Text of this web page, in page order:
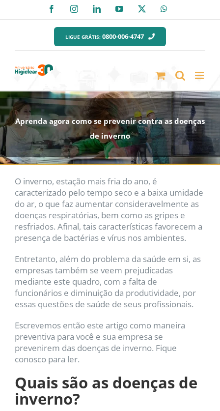
para
FacebookInstagramLinkedInYouTube
LIGUE GRÁTIS: 0800-006-4747
Aprenda agora como se prevenir contra as doenças
de inverno
O inverno, estação mais fria do ano, é
caracterizado pelo tempo seco e a baixa umidade
do ar, o que faz aumentar consideravelmente as
doenças respiratórias, bem como as gripes e
resfriados. Afinal, tais características favorecem a
presença de bactérias e vírus nos ambientes.
Entretanto, além do problema da saúde em si, as
empresas também se veem prejudicadas
mediante este quadro, com a falta de
funcionários e diminuição da produtividade, por
essas questões de saúde de seus profissionais.
Escrevemos então este artigo como maneira
preventiva para você e sua empresa se
prevenirem das doenças de inverno. Fique
conosco para ler.
Quais são as doenças de
inverno?